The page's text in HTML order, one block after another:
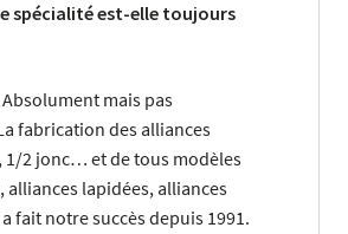
spécialité est-elle toujours
Absolument mais pas
fabrication des alliances
1/2 jonc… et de tous modèles
alliances lapidées, alliances
fait notre succès depuis 1991.